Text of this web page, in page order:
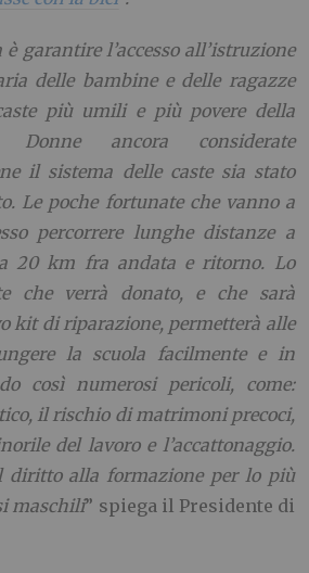
garantire l’accesso all’istruzione
delle bambine e delle ragazze
più umili e più povere della
Donne ancora considerate
il sistema delle caste sia stato
Le poche fortunate che vanno a
percorrere lunghe distanze a
20 km fra andata e ritorno. Lo
che verrà donato, e che sarà
kit di riparazione, permetterà alle
la scuola facilmente e in
così numerosi pericoli, come:
il rischio di matrimoni precoci,
del lavoro e l’accattonaggio.
diritto alla formazione per lo più
maschili” spiega il Presidente di